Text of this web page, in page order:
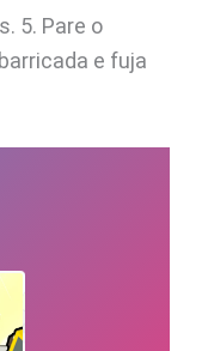
5. Pare o
e fuja